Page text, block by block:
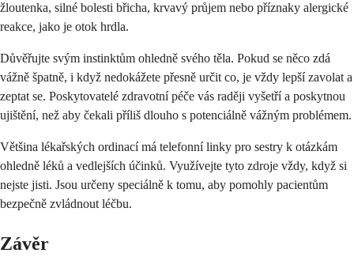
žloutenka, silné bolesti břicha, krvavý průjem nebo příznaky alergické
reakce, jako je otok hrdla.
Důvěřujte svým instinktům ohledně svého těla. Pokud se něco zdá
vážně špatně, i když nedokážete přesně určit co, je vždy lepší zavolat a
zeptat se. Poskytovatelé zdravotní péče vás raději vyšetří a poskytnou
ujištění, než aby čekali příliš dlouho s potenciálně vážným problémem.
Většina lékařských ordinací má telefonní linky pro sestry k otázkám
ohledně léků a vedlejších účinků. Využívejte tyto zdroje vždy, když si
nejste jisti. Jsou určeny speciálně k tomu, aby pomohly pacientům
bezpečně zvládnout léčbu.
Závěr